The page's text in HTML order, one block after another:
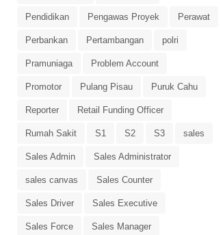
Pendidikan Pengawas Proyek Perawat
Perbankan Pertambangan polri
Pramuniaga Problem Account
Promotor Pulang Pisau Puruk Cahu
Reporter Retail Funding Officer
Rumah Sakit S1 S2 S3 sales
Sales Admin Sales Administrator
sales canvas Sales Counter
Sales Driver Sales Executive
Sales Force Sales Manager